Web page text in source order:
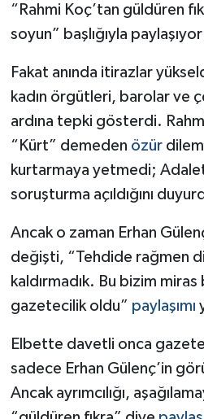
“Rahmi Koç’tan güldüren
soyun” başlığıyla
Fakat anında itirazlar
kadın örgütleri, barolar ve
ardına tepki gösterdi.
“Kürt” demeden özür
kurtarmaya yetmedi; Adalet
soruşturma açıldığını
Ancak o zaman Erhan
değişti, “Tehdide rağmen
kaldırmadık. Bu bizim miras
gazetecilik oldu” paylaşımı
Elbette davetli onca
sadece Erhan Gülenç’in
Ancak ayrımcılığı,